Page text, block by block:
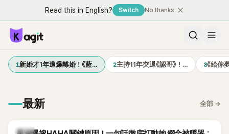
Read this in English? Switch No thanks
1新婚才1年遭爆離婚！《藍… 2主持11年突退《認哥》！… 3《給你
最新 全部 →
韓星